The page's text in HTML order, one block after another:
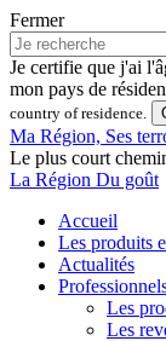
Fermer
Je certifie que j'ai
mon pays de
country of residence.
Ma Région, Ses
Le plus court
La Région Du goût
Accueil
Les produits
Actualités
Les
Les